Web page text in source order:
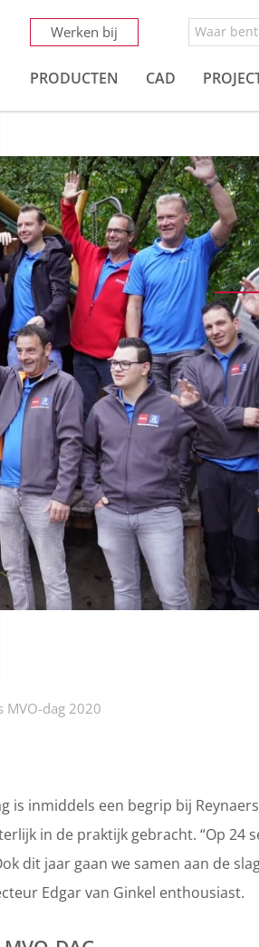
Werken bij
PRODUCTEN CAD
MVO-dag 2020
is inmiddels een begrip bij
in de praktijk gebracht. “Op 24
dit jaar gaan we samen aan de
Edgar van Ginkel enthousiast.